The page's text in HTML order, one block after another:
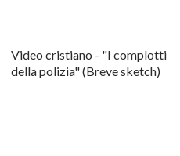
Video cristiano - "I complotti
della polizia" (Breve sketch)